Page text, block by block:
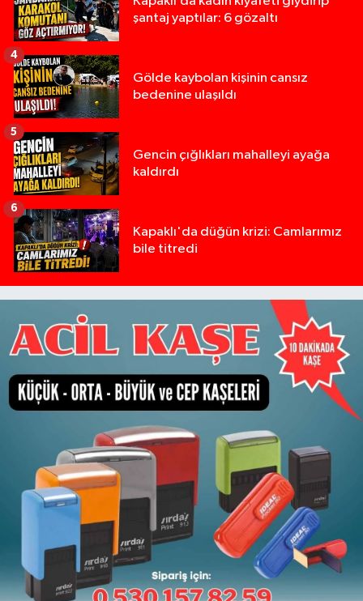
şantaj yaptılar: 6 gözaltı
Gölde kaybolan kişinin cansız
bedenine ulaşıldı
4
Gencin çığlıkları mahalleyi ayağa
kaldırdı
5
Kapaklı'da düğün krizi: Camlarımız
bile titredi
6